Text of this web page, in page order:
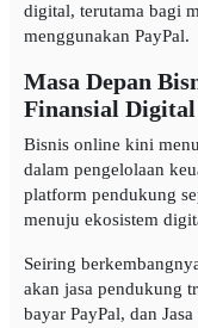
digital, terutama bagi
menggunakan PayPal.
Masa Depan
Finansial Digital
Bisnis online kini
dalam pengelolaan
platform pendukung
menuju ekosistem
Seiring
akan jasa pendukung
bayar PayPal, dan